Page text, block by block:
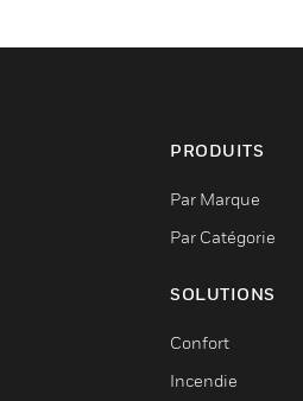
PRODUITS
Par Marque
Par Catégorie
SOLUTIONS
Confort
Incendie